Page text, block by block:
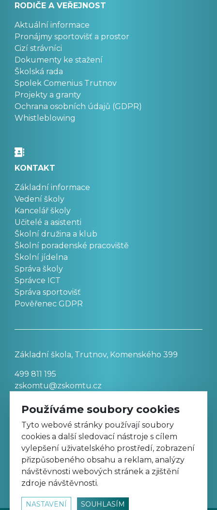
RODIČE A VEŘEJNOST
Aktuální informace
Pronájmy sportovišť a prostor
Cizí strávníci
Dokumenty ke stažení
Školská rada
Spolek Comenius Trutnov
Projekty a granty
Ochrana osobních údajů (GDPR)
Whistleblowing
KONTAKT
Základní informace
Vedení školy
Kancelář školy
Učitelé a asistenti
Školní družina a klub
Školní poradenské pracoviště
Školní jídelna
Správa školy
Správce ICT
Správa sportovišť
Pověřenec GDPR
Základní škola, Trutnov, Komenského 399
499 811 195
zskomtu@zskomtu.cz
Prohlášení o přístupnosti stránek
Nastavení cookies
Sledujte nás na Facebooku
Používáme soubory cookies
Tyto webové stránky používají soubory
cookies a další sledovací nástroje s cílem
vylepšení uživatelského prostředí, zobrazení
přizpůsobeného obsahu a reklam, analýzy
návštěvnosti webových stránek a zjištění
zdroje návštěvnosti.
NASTAVENÍ SOUHLASÍM